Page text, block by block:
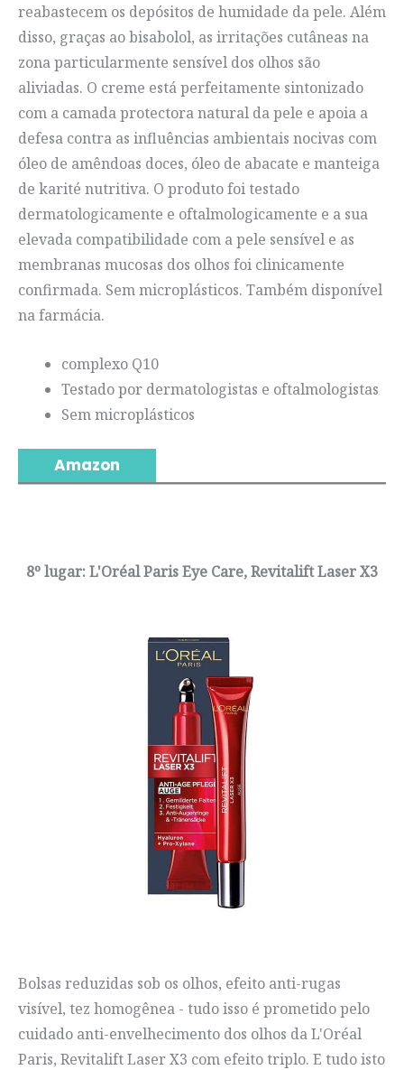
reabastecem os depósitos de humidade da pele. Além
disso, graças ao bisabolol, as irritações cutâneas na
zona particularmente sensível dos olhos são
aliviadas. O creme está perfeitamente sintonizado
com a camada protectora natural da pele e apoia a
defesa contra as influências ambientais nocivas com
óleo de amêndoas doces, óleo de abacate e manteiga
de karité nutritiva. O produto foi testado
dermatologicamente e oftalmologicamente e a sua
elevada compatibilidade com a pele sensível e as
membranas mucosas dos olhos foi clinicamente
confirmada. Sem microplásticos. Também disponível
na farmácia.
complexo Q10
Testado por dermatologistas e oftalmologistas
Sem microplásticos
Amazon
8º lugar: L'Oréal Paris Eye Care, Revitalift Laser X3
Bolsas reduzidas sob os olhos, efeito anti-rugas
visível, tez homogênea - tudo isso é prometido pelo
cuidado anti-envelhecimento dos olhos da L'Oréal
Paris, Revitalift Laser X3 com efeito triplo. E tudo isto